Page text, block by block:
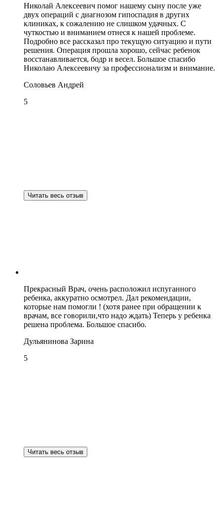
Николай Алексеевич помог нашему сыну после уже
двух операций с диагнозом гипоспадия в других
клиниках, к сожалению не слишком удачных. С
чуткостью и вниманием отнеся к нашей проблеме.
Подробно все рассказал про текущую ситуацию и пути
решения. Операция прошла хорошо, сейчас ребенок
восстанавливается, бодр и весел. Большое спасибо
Николаю Алексеевичу за профессионализм и внимание.
Соловьев Андрей
5
Читать весь отзыв
Прекрасный Врач, очень расположил испуганного
ребенка, аккуратно осмотрел. Дал рекомендации,
которые нам помогли ! (хотя ранее при обращении к
врачам, все говорили,что надо ждать) Теперь у ребенка
решена проблема. Большое спасибо.
Дульянинова Зарина
5
Читать весь отзыв